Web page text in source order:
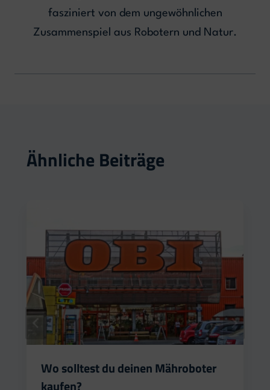
fasziniert von dem ungewöhnlichen
Zusammenspiel aus Robotern und Natur.
Ähnliche Beiträge
Wo solltest du deinen Mähroboter
kaufen?